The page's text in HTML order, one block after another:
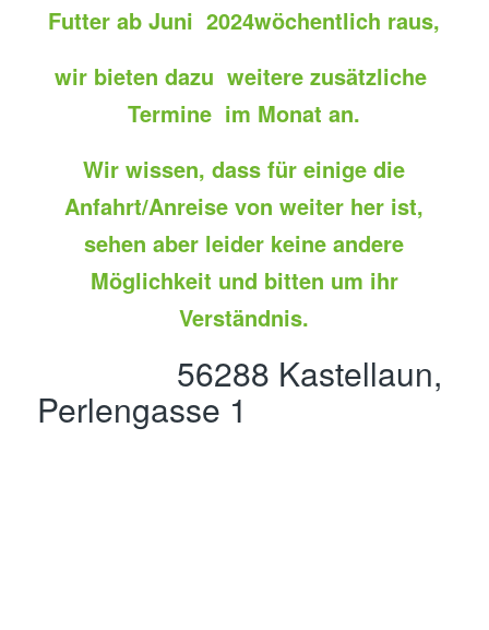
Futter ab Juni 2024wöchentlich raus,
wir bieten dazu weitere zusätzliche
Termine im Monat an.
Wir wissen, dass für einige die
Anfahrt/Anreise von weiter her ist,
sehen aber leider keine andere
Möglichkeit und bitten um ihr
Verständnis.
56288 Kastellaun,
Perlengasse 1